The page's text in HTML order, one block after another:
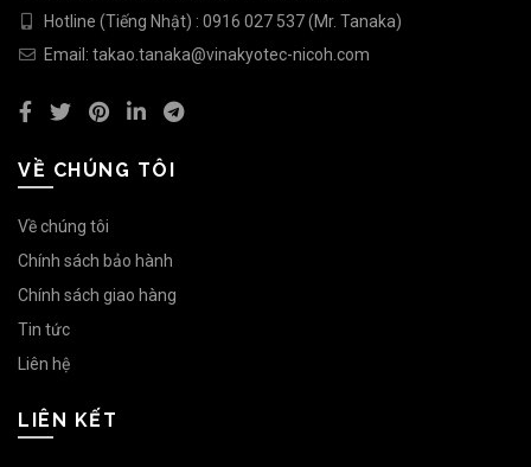
Hotline (Tiếng Nhật) : 0916 027 537 (Mr. Tanaka)
Email: takao.tanaka@vinakyotec-nicoh.com
VỀ CHÚNG TÔI
Về chúng tôi
Chính sách bảo hành
Chính sách giao hàng
Tin tức
Liên hệ
LIÊN KẾT